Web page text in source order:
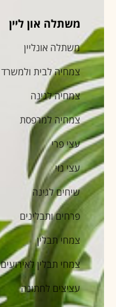
משתלה און ליין
משתלה אונליין
צמחיה לבית ולמשרד
צמחיה לגינה
צמחיה למרפסת
עצי פרי
עצי נוי
שיחים לגינה
פרחים ותבלינים
צמחי תבלין
צמחי תבלין לאירועים
עציצים לחתונה